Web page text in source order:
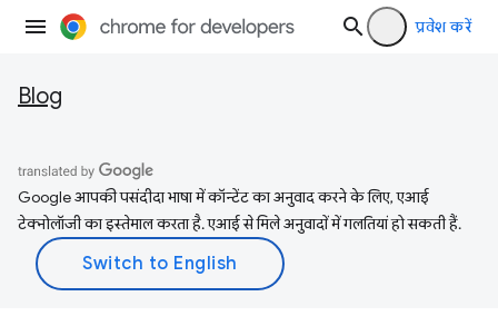
प्रवेश करें
Blog
Google आपकी पसंदीदा भाषा में कॉन्टेंट का अनुवाद करने के लिए, एआई
टेक्नोलॉजी का इस्तेमाल करता है. एआई से मिले अनुवादों में गलतियां हो सकती हैं.